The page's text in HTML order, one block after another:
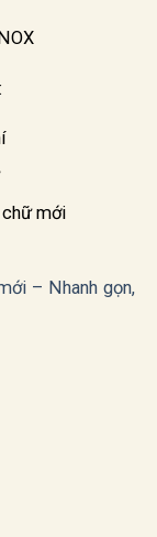
chữ mới
– Nhanh gọn,